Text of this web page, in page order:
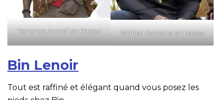
Terrence Amadi en Kaoka Wilfried Santana en Kaoka
Bin Lenoir
Tout est raffiné et élégant quand vous posez les